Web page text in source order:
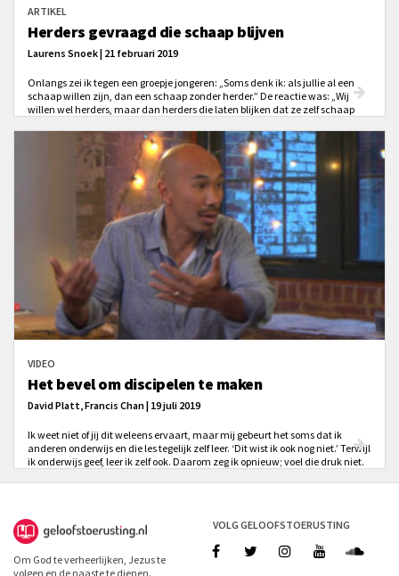
ARTIKEL
Herders gevraagd die schaap blijven
Laurens Snoek | 21 februari 2019
Onlangs zei ik tegen een groepje jongeren: „Soms denk ik: als jullie al een
schaap willen zijn, dan een schaap zonder herder.” De reactie was: „Wij
willen wel herders, maar dan herders die laten blijken dat ze zelf schaap
VIDEO
Het bevel om discipelen te maken
David Platt, Francis Chan | 19 juli 2019
Ik weet niet of jij dit weleens ervaart, maar mij gebeurt het soms dat ik
anderen onderwijs en die les tegelijk zelf leer. ‘Dit wist ik ook nog niet.’ Terwijl
ik onderwijs geef, leer ik zelf ook. Daarom zeg ik opnieuw; voel die druk niet.
Om God te verheerlijken, Jezus te
volgen en de naaste te dienen.
VOLG GELOOFSTOERUSTING